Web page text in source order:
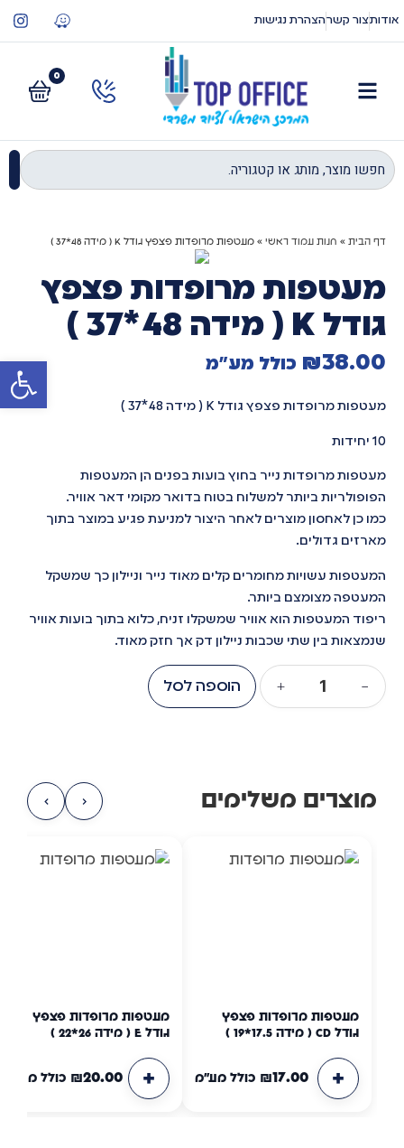
פתח
אודותצור קשרהצהרת נגישות
0
דף הבית » חנות עמוד ראשי » מעטפות מרופדות פצפץ גודל K ( מידה 48*37 )
מעטפות מרופדות פצפץ
גודל K ( מידה 48*37 )
₪38.00 כולל מע"מ
מעטפות מרופדות פצפץ גודל K ( מידה 48*37 )
10 יחידות
מעטפות מרופדות נייר בחוץ בועות בפנים הן המעטפות
הפופולריות ביותר למשלוח בטוח בדואר מקומי דאר אוויר.
כמו כן לאחסון מוצרים לאחר היצור למניעת פגיע במוצר בתוך
מארזים גדולים.
המעטפות עשויות מחומרים קלים מאוד נייר וניילון כך שמשקל
המעטפה מצומצם ביותר.
ריפוד המעטפות הוא אוויר שמשקלו זניח, כלוא בתוך בועות אוויר
שנמצאות בין שתי שכבות ניילון דק אך חזק מאוד.
−
+ הוספה לסל
מוצרים משלימים ‹
›
מעטפות מרופדות פצפץ
גודל CD ( מידה 17.5*19 )
₪17.00 כולל מע"מ
מעטפות מרופדות פצפץ
גודל E ( מידה 26*22 )
₪20.00 כולל מע"מ